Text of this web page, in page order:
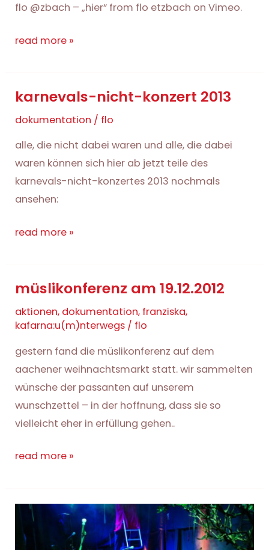
gelassen
flo @zbach – „hier“ from flo etzbach on Vimeo.
meine
hier.
bei
youtube.)
read more »
karnevals-nicht-konzert 2013
dokumentation / flo
alle, die nicht dabei waren und alle, die dabei
waren können sich hier ab jetzt teile des
karnevals-nicht-konzertes 2013 nochmals
ansehen:
karnevals-
2013
read more »
müslikonferenz am 19.12.2012
aktionen, dokumentation, franziska,
kafarna:u(m)nterwegs / flo
gestern fand die müslikonferenz auf dem
aachener weihnachtsmarkt statt. wir sammelten
wünsche der passanten auf unserem
wunschzettel – in der hoffnung, dass sie so
vielleicht eher in erfüllung gehen..
müslikonferenz
read more »